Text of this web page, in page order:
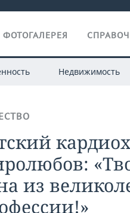
ФОТОГАЛЕРЕЯ
Недвижимость
из